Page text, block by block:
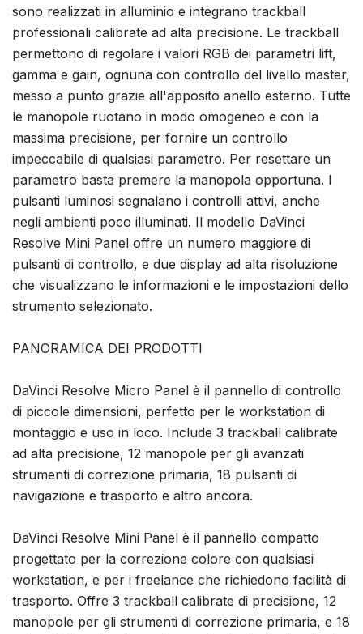
sono realizzati in alluminio e integrano trackball
professionali calibrate ad alta precisione. Le trackball
permettono di regolare i valori RGB dei parametri lift,
gamma e gain, ognuna con controllo del livello master,
messo a punto grazie all'apposito anello esterno. Tutte
le manopole ruotano in modo omogeneo e con la
massima precisione, per fornire un controllo
impeccabile di qualsiasi parametro. Per resettare un
parametro basta premere la manopola opportuna. I
pulsanti luminosi segnalano i controlli attivi, anche
negli ambienti poco illuminati. Il modello DaVinci
Resolve Mini Panel offre un numero maggiore di
pulsanti di controllo, e due display ad alta risoluzione
che visualizzano le informazioni e le impostazioni dello
strumento selezionato.
PANORAMICA DEI PRODOTTI
DaVinci Resolve Micro Panel è il pannello di controllo
di piccole dimensioni, perfetto per le workstation di
montaggio e uso in loco. Include 3 trackball calibrate
ad alta precisione, 12 manopole per gli avanzati
strumenti di correzione primaria, 18 pulsanti di
navigazione e trasporto e altro ancora.
DaVinci Resolve Mini Panel è il pannello compatto
progettato per la correzione colore con qualsiasi
workstation, e per i freelance che richiedono facilità di
trasporto. Offre 3 trackball calibrate di precisione, 12
manopole per gli strumenti di correzione primaria, e 18